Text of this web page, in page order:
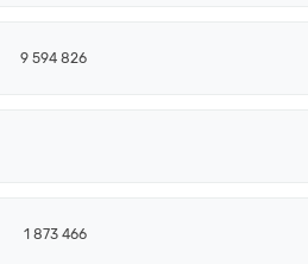
9 594 826
1 873 466